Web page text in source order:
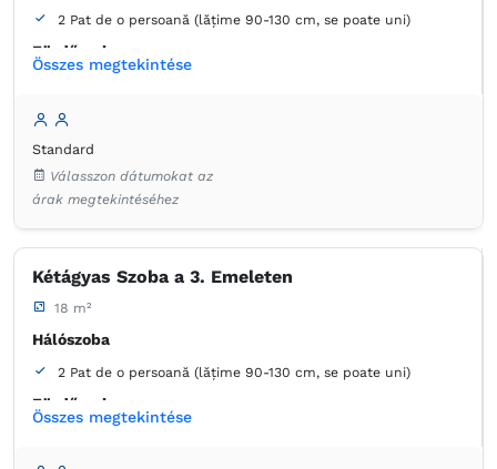
2 Pat de o persoană (lățime 90-130 cm, se poate uni)
Fürdőszoba
Összes megtekintése
Standard
Válasszon dátumokat az
árak megtekintéséhez
Kétágyas Szoba a 3. Emeleten
18 m²
Hálószoba
2 Pat de o persoană (lățime 90-130 cm, se poate uni)
Fürdőszoba
Összes megtekintése